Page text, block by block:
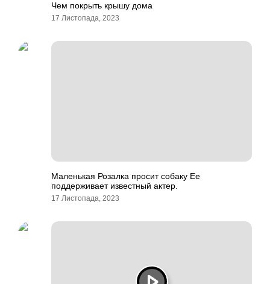
Чем покрыть крышу дома
17 Листопада, 2023
Маленькая Розалка просит собаку Ее
поддерживает известный актер.
17 Листопада, 2023